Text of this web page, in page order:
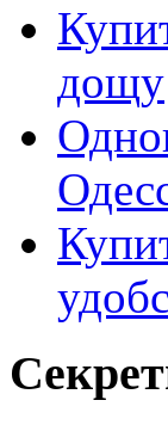
дощу